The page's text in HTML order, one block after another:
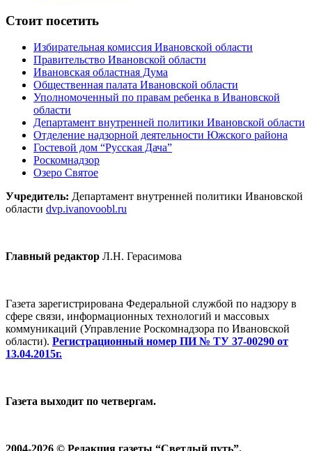
Стоит посетить
Избирательная комиссия Ивановской области
Правительство Ивановской области
Ивановская областная Дума
Общественная палата Ивановской области
Уполномоченный по правам ребенка в Ивановской
области
Департамент внутренней политики Ивановской области
Отделение надзорной деятельности Южского района
Гостевой дом “Русская Дача”
Роскомнадзор
Озеро Святое
Учредитель: Департамент внутренней политики Ивановской
области dvp.ivanovoobl.ru
Главный редактор Л.Н. Герасимова
Газета зарегистрирована Федеральной службой по надзору в
сфере связи, информационных технологий и массовых
коммуникаций (Управление Роскомнадзора по Ивановской
области). Регистрационный номер ПИ № ТУ 37-00290 от
13.04.2015г.
Газета выходит по четвергам.